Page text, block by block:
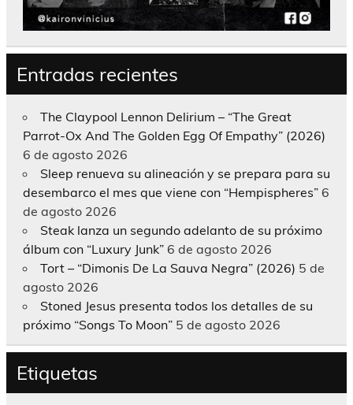
Entradas recientes
The Claypool Lennon Delirium – “The Great
Parrot-Ox And The Golden Egg Of Empathy” (2026)
6 de agosto 2026
Sleep renueva su alineación y se prepara para su
desembarco el mes que viene con “Hempispheres” 6
de agosto 2026
Steak lanza un segundo adelanto de su próximo
álbum con “Luxury Junk” 6 de agosto 2026
Tort – “Dimonis De La Sauva Negra” (2026) 5 de
agosto 2026
Stoned Jesus presenta todos los detalles de su
próximo “Songs To Moon” 5 de agosto 2026
Etiquetas